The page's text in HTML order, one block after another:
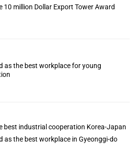
10 million Dollar Export Tower Award
as the best workplace for young
best industrial cooperation Korea-Japan
as the best workplace in Gyeonggi-do